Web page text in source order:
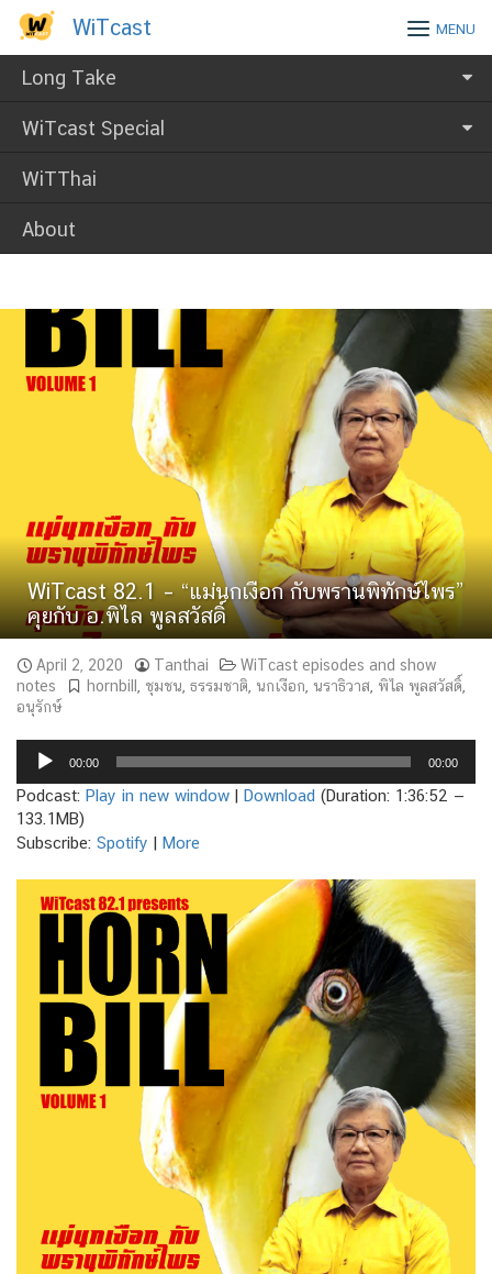
Skip
content
WiTcast
Long Take
WiTcast Special
WiTThai
About
WiTcast MENU
WiTcast 82.1 – “แม่นกเงือก กับพรานพิทักษ์ไพร”
คุยกับ อ.พิไล พูลสวัสดิ์
April 2, 2020 Tanthai
WiTcast episodes and show
notes
hornbill ชุมชน ธรรมชาติ นกเงือก นราธิวาส พิไล พูลสวัสดิ์
อนุรักษ์
Audio
Player
00:00 00:00
Podcast: Play in new window | Download (Duration: 1:36:52 —
133.1MB)
Subscribe: Spotify | More